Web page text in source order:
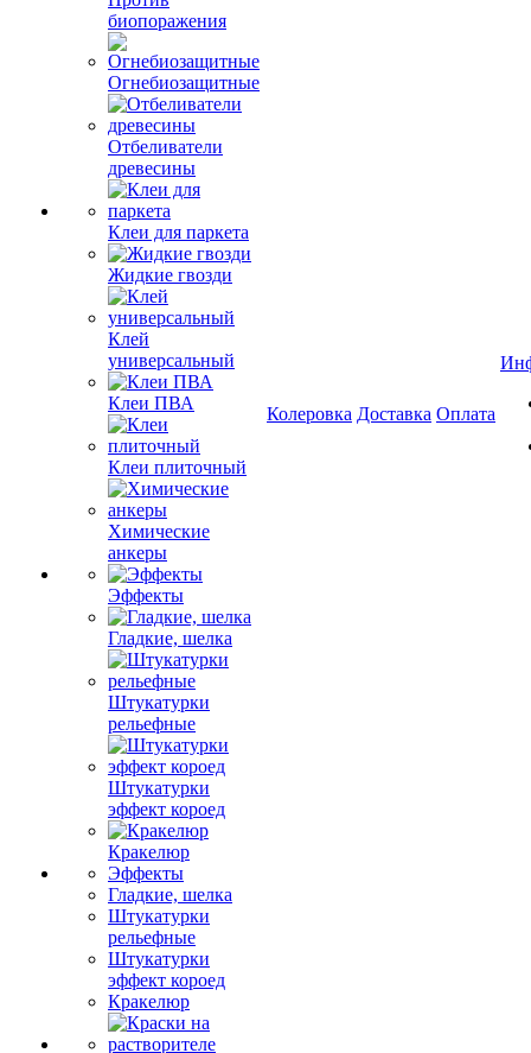
биопоражения
Огнебиозащитные
Отбеливатели
древесины
Клеи для паркета
Жидкие гвозди
Клей
универсальный
Клеи ПВА
Клеи плиточный
Химические
анкеры
Эффекты
Гладкие, шелка
Штукатурки
рельефные
Штукатурки
эффект короед
Кракелюр
Эффекты
Гладкие, шелка
Штукатурки
рельефные
Штукатурки
эффект короед
Кракелюр
Колеровка Доставка Оплата